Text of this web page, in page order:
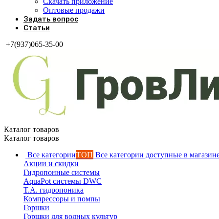
Оптовые продажи
Задать вопрос
Статьи
+7(937)065-35-00
Каталог товаров
Каталог товаров
Все категорииТОП Все категории доступные в
Акции и скидки
Гидропонные системы
AquaPot системы DWC
T.A. гидропоника
Компрессоры и помпы
Горшки
Горшки для водных культур